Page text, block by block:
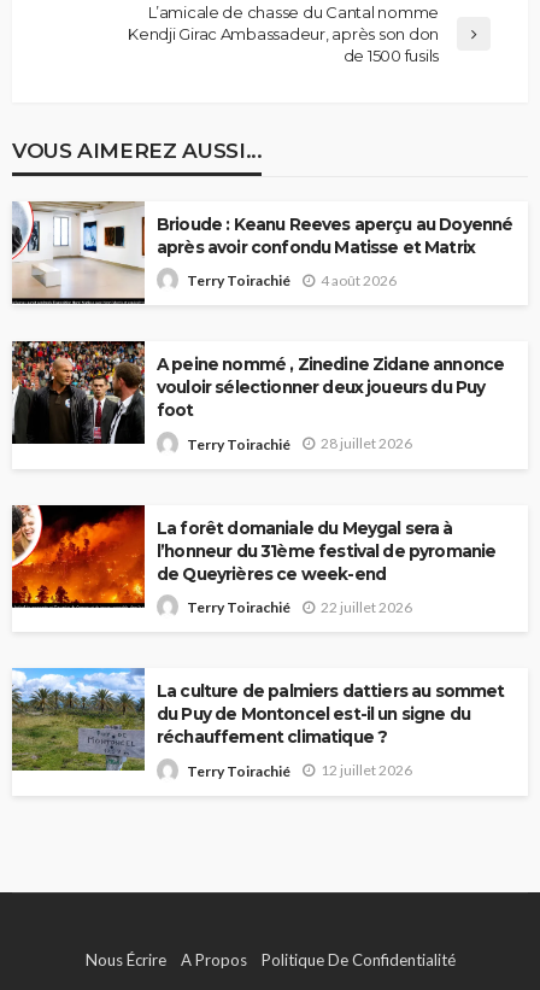
L’amicale de chasse du Cantal nomme
Kendji Girac Ambassadeur, après son don
de 1500 fusils
VOUS AIMEREZ AUSSI...
Brioude : Keanu Reeves aperçu au Doyenné
après avoir confondu Matisse et Matrix
Terry Toirachié 4 août 2026
A peine nommé , Zinedine Zidane annonce
vouloir sélectionner deux joueurs du Puy
foot
Terry Toirachié 28 juillet 2026
La forêt domaniale du Meygal sera à
l’honneur du 31ème festival de pyromanie
de Queyrières ce week-end
Terry Toirachié 22 juillet 2026
La culture de palmiers dattiers au sommet
du Puy de Montoncel est-il un signe du
réchauffement climatique ?
Terry Toirachié 12 juillet 2026
Nous Écrire A Propos Politique De Confidentialité